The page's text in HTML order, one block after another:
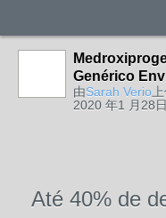
Genérico
由Sarah Verio
2020 年1 月28日
Até 40% de